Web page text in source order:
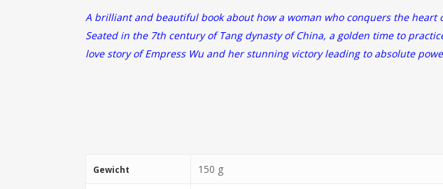
A brilliant and beautiful book about how a woman who conquers the heart
Seated in the 7th century of Tang dynasty of China, a golden time to
love story of Empress Wu and her stunning victory leading to absolute
Gewicht 150 g